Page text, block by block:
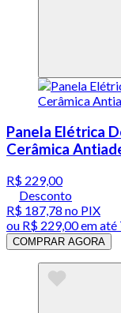
Panela Elétrica
Cerâmica
R$ 229,00
Desconto
R$ 187,78 no PIX
ou R$ 229,00em até
COMPRAR AGORA